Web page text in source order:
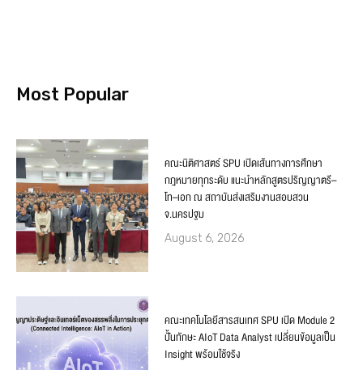
Most Popular
คณะนิติศาสตร์ SPU เปิดเส้นทางการศึกษา
กฎหมายทุกระดับ แนะนำหลักสูตรปริญญาตรี–
โท–เอก ณ สถาบันส่งเสริมงานสอบสวน
จ.นครปฐม
August 6, 2026
คณะเทคโนโลยีสารสนเทศ SPU เปิด Module 2
ปั้นทักษะ AIoT Data Analyst เปลี่ยนข้อมูลเป็น
Insight พร้อมใช้จริง